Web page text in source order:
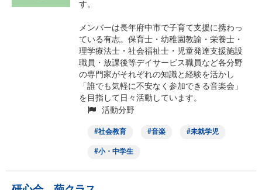
す。
メンバーは長年府中市で子育て支援に携わっ
ている有志。保育士・幼稚園教諭・栄養士・
理学療法士・社会福祉士・児童発達支援施設
職員・放課後等デイサービス職員など各分野
の専門家がそれぞれの知識と経験を活かし
「誰でも気軽に不安なく参加できる音楽会」
を目指して日々活動しています。
活動分野
社会教育 音楽 未就学児
小・中学生